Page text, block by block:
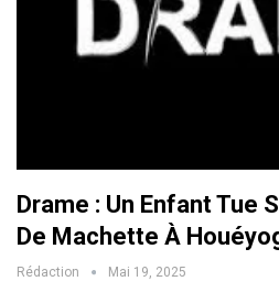
Drame : Un Enfant Tue
De Machette À
Rédaction Mai 19, 2025